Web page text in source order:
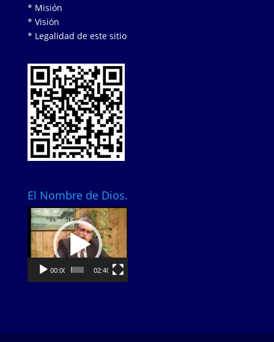
* Misión
* Visión
* Legalidad de este sitio
El Nombre de Dios.
Video
Player
00:00 02:40